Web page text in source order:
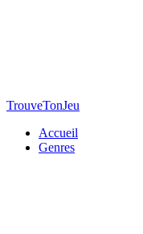
TrouveTonJeu
Accueil
Genres